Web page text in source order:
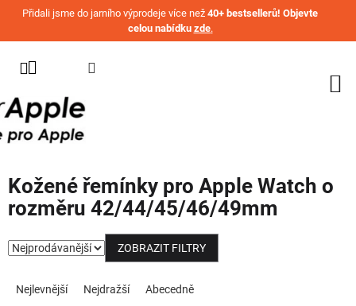
Přejít na obsah
Přidali jsme do jarního výprodeje více než 40+ bestsellerů! Objevte
celou nabídku zde.
IPHONE
MACBOOK
AIRPODS
AIRTAG
OSTATNÍ
ZNAČKY
Kožené řemínky pro Apple Watch o
rozměru 42/44/45/46/49mm
ZOBRAZIT FILTRY
Nejlevnější Nejdražší Abecedně